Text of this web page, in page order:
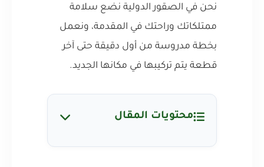
نحن في الصقور الدولية نضع سلامة
ممتلكاتك وراحتك في المقدمة، ونعمل
بخطة مدروسة من أول دقيقة حتى آخر
قطعة يتم تركيبها في مكانها الجديد.
محتويات المقال